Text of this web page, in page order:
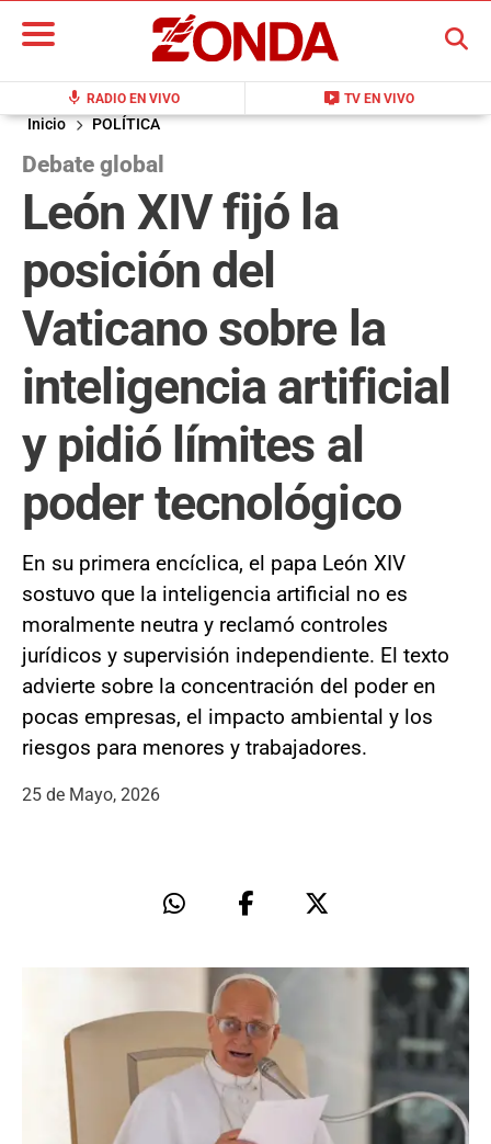
mic RADIO EN VIVO live_tv TV EN VIVO
BUSCAR
Inicio POLÍTICA
Debate global
León XIV fijó la
posición del
Vaticano sobre la
inteligencia artificial
y pidió límites al
poder tecnológico
En su primera encíclica, el papa León XIV
sostuvo que la inteligencia artificial no es
moralmente neutra y reclamó controles
jurídicos y supervisión independiente. El texto
advierte sobre la concentración del poder en
pocas empresas, el impacto ambiental y los
riesgos para menores y trabajadores.
25 de Mayo, 2026